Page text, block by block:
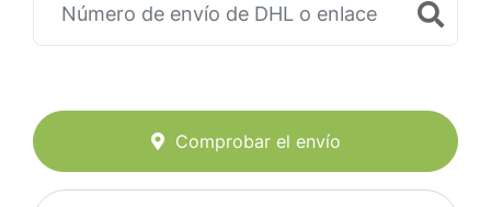
Comprobar el envío